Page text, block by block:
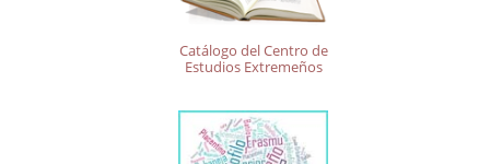
Catálogo del Centro de
Estudios Extremeños